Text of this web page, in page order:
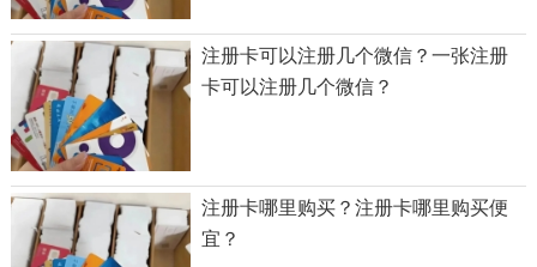
注册卡可以注册几个微信？一张注册
卡可以注册几个微信？
注册卡哪里购买？注册卡哪里购买便
宜？